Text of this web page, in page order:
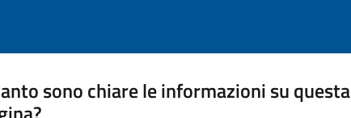
sono chiare le informazioni su questa